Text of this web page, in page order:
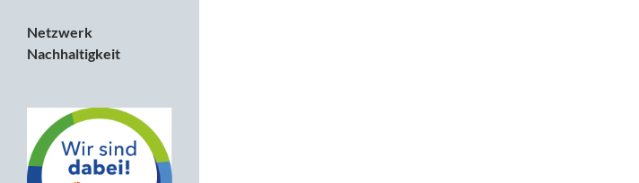
Netzwerk
Nachhaltigkeit